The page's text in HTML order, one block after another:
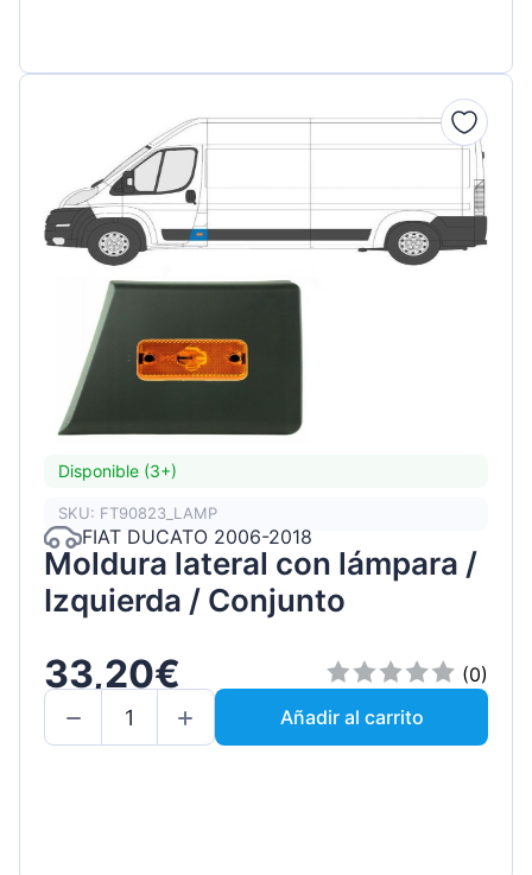
Disponible (3+)
SKU: FT90823_LAMP
FIAT DUCATO 2006-2018
Moldura lateral con lámpara /
Izquierda / Conjunto
33,20€
(0)
Añadir al carrito